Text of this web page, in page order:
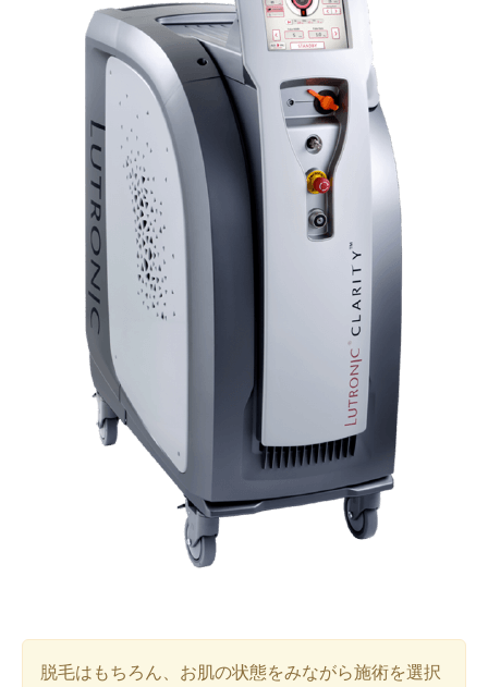
脱毛はもちろん、お肌の状態をみながら施術を選択